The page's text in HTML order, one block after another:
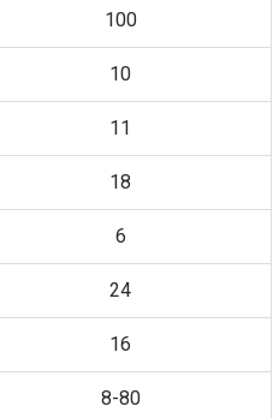
100
10
11
18
6
24
16
8-80